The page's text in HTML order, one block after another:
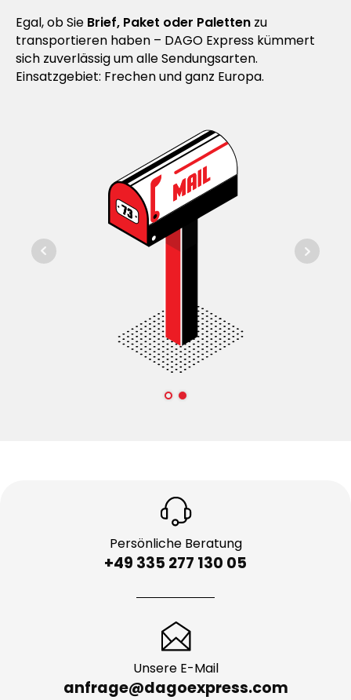
Egal, ob Sie Brief, Paket oder Paletten zu
transportieren haben – DAGO Express kümmert
sich zuverlässig um alle Sendungsarten.
Einsatzgebiet: Frechen und ganz Europa.
Persönliche Beratung
+49 335 277 130 05
Unsere E-Mail
anfrage@dagoexpress.com